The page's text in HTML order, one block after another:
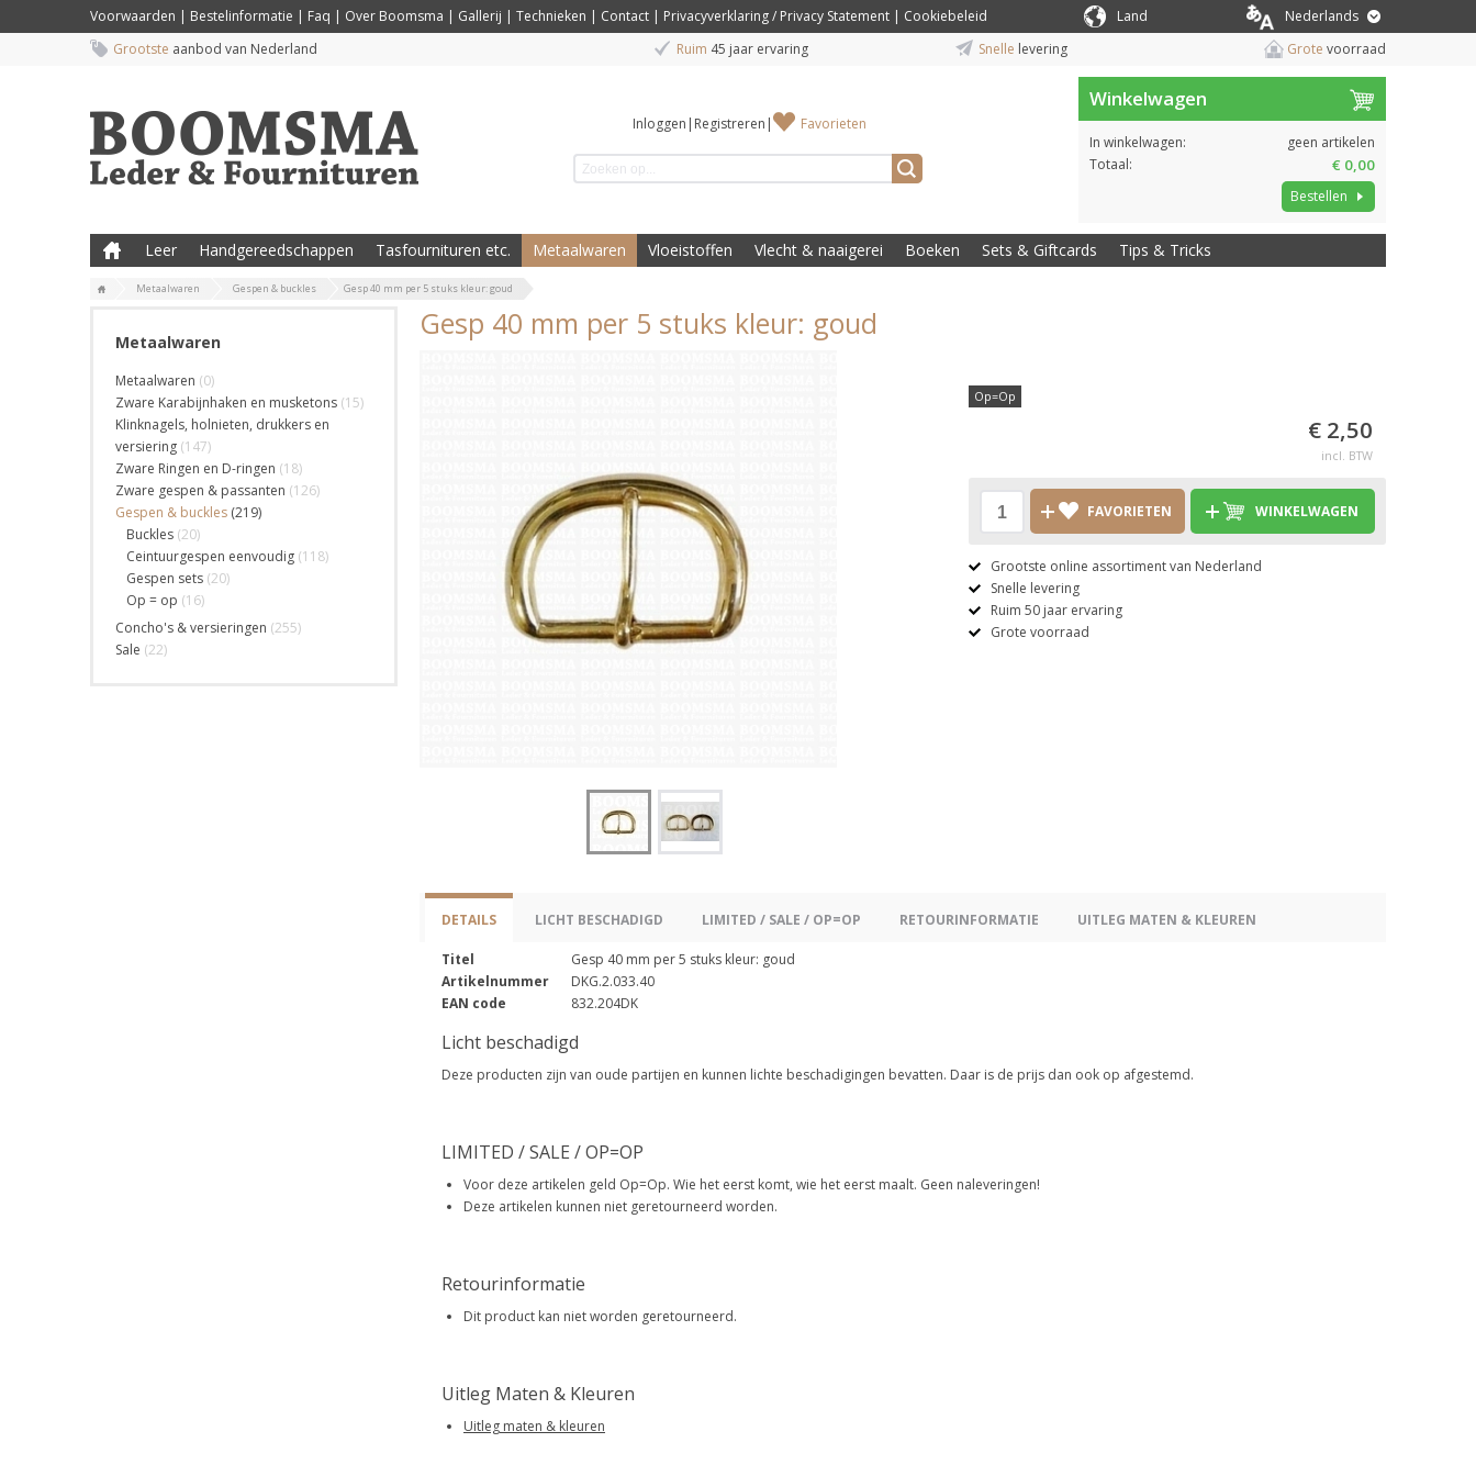
Voorwaarden | Bestelinformatie | Faq | Over Boomsma | Gallerij | Technieken | Contact | Privacyverklaring / Privacy Statement | Cookiebeleid Land
Nederlands
Grootste aanbod van Nederland Ruim 45 jaar ervaring Snelle levering Grote voorraad
Inloggen | Registreren | Favorieten
Winkelwagen
In winkelwagen:
geen artikelen
Totaal:
€ 0,00
Bestellen
Leer Handgereedschappen Tasfournituren etc. Metaalwaren Vloeistoffen Vlecht & naaigerei Boeken Sets & Giftcards Tips & Tricks
Metaalwaren Gespen & buckles Gesp 40 mm per 5 stuks kleur: goud
Metaalwaren
Metaalwaren (0)
Zware Karabijnhaken en musketons (15)
Klinknagels, holnieten, drukkers en
versiering (147)
Zware Ringen en D-ringen (18)
Zware gespen & passanten (126)
Gespen & buckles (219)
Buckles (20)
Ceintuurgespen eenvoudig (118)
Gespen sets (20)
Op = op (16)
Concho's & versieringen (255)
Sale (22)
Gesp 40 mm per 5 stuks kleur: goud
Op=Op
€ 2,50
incl. BTW
FAVORIETEN WINKELWAGEN
Grootste online assortiment van Nederland
Snelle levering
Ruim 50 jaar ervaring
Grote voorraad
DETAILS LICHT BESCHADIGD LIMITED / SALE / OP=OP RETOURINFORMATIE UITLEG MATEN & KLEUREN
Titel
Gesp 40 mm per 5 stuks kleur: goud
Artikelnummer
DKG.2.033.40
EAN code
832.204DK
Licht beschadigd
Deze producten zijn van oude partijen en kunnen lichte beschadigingen bevatten. Daar is de prijs dan ook op afgestemd.
LIMITED / SALE / OP=OP
Voor deze artikelen geld Op=Op. Wie het eerst komt, wie het eerst maalt. Geen naleveringen!
Deze artikelen kunnen niet geretourneerd worden.
Retourinformatie
Dit product kan niet worden geretourneerd.
Uitleg Maten & Kleuren
Uitleg maten & kleuren